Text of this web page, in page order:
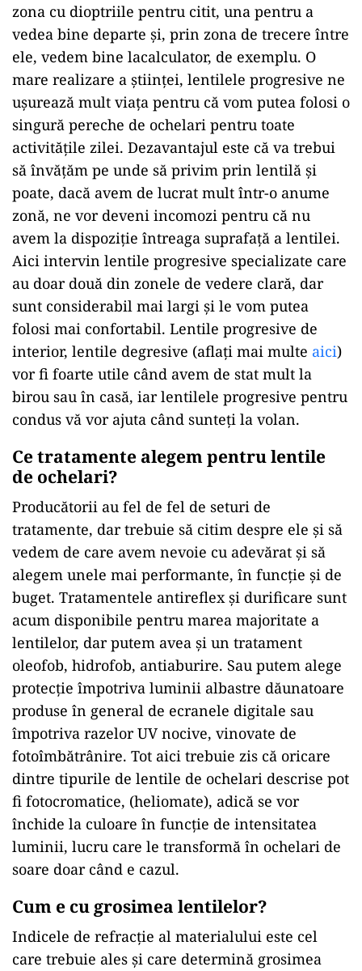
zona cu dioptriile pentru citit, una pentru a
vedea bine departe și, prin zona de trecere între
ele, vedem bine lacalculator, de exemplu. O
mare realizare a științei, lentilele progresive ne
ușurează mult viața pentru că vom putea folosi o
singură pereche de ochelari pentru toate
activitățile zilei. Dezavantajul este că va trebui
să învățăm pe unde să privim prin lentilă și
poate, dacă avem de lucrat mult într-o anume
zonă, ne vor deveni incomozi pentru că nu
avem la dispoziție întreaga suprafață a lentilei.
Aici intervin lentile progresive specializate care
au doar două din zonele de vedere clară, dar
sunt considerabil mai largi și le vom putea
folosi mai confortabil. Lentile progresive de
interior, lentile degresive (aflați mai multe aici)
vor fi foarte utile când avem de stat mult la
birou sau în casă, iar lentilele progresive pentru
condus vă vor ajuta când sunteți la volan.
Ce tratamente alegem pentru lentile
de ochelari?
Producătorii au fel de fel de seturi de
tratamente, dar trebuie să citim despre ele și să
vedem de care avem nevoie cu adevărat și să
alegem unele mai performante, în funcție și de
buget. Tratamentele antireflex și durificare sunt
acum disponibile pentru marea majoritate a
lentilelor, dar putem avea și un tratament
oleofob, hidrofob, antiaburire. Sau putem alege
protecție împotriva luminii albastre dăunatoare
produse în general de ecranele digitale sau
împotriva razelor UV nocive, vinovate de
fotoîmbătrânire. Tot aici trebuie zis că oricare
dintre tipurile de lentile de ochelari descrise pot
fi fotocromatice, (heliomate), adică se vor
închide la culoare în funcție de intensitatea
luminii, lucru care le transformă în ochelari de
soare doar când e cazul.
Cum e cu grosimea lentilelor?
Indicele de refracție al materialului este cel
care trebuie ales și care determină grosimea